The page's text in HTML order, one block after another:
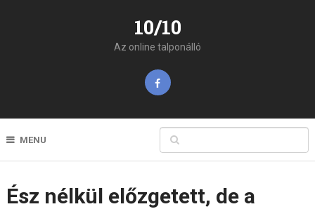
10/10
Az online talponálló
MENU
Ész nélkül előzgetett, de a